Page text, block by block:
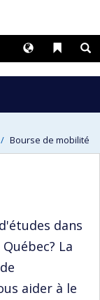
Liens
Langues
Bourse de mobilité
dans
La
aider à le